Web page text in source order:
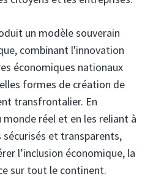
un modèle souverain
combinant l'innovation
économiques nationaux
formes de création de
transfrontalier. En
réel et en les reliant à
et transparents,
l’inclusion économique, la
sur tout le continent.